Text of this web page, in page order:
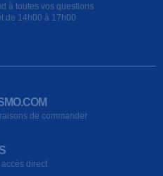
à toutes vos questions
de 14h00 à 17h00
de commander
direct